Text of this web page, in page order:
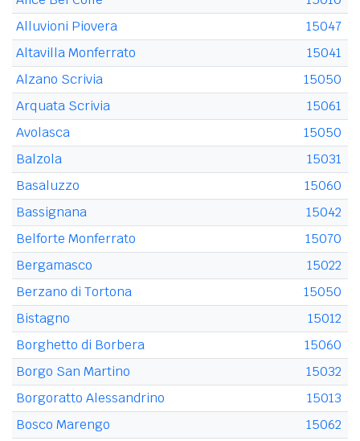
Alluvioni Piovera
15047
Altavilla Monferrato
15041
Alzano Scrivia
15050
Arquata Scrivia
15061
Avolasca
15050
Balzola
15031
Basaluzzo
15060
Bassignana
15042
Belforte Monferrato
15070
Bergamasco
15022
Berzano di Tortona
15050
Bistagno
15012
Borghetto di Borbera
15060
Borgo San Martino
15032
Borgoratto Alessandrino
15013
Bosco Marengo
15062